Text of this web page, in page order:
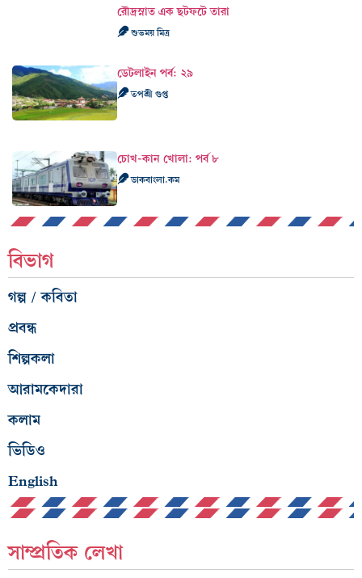
রৌদ্রস্নাত এক ছটফটে তারা
শুভময় মিত্র
ডেটলাইন পর্ব: ২৯
তপশ্রী গুপ্ত
চোখ-কান খোলা: পর্ব ৮
ডাকবাংলা.কম
বিভাগ
গল্প / কবিতা
প্রবন্ধ
শিল্পকলা
আরামকেদারা
কলাম
ভিডিও
English
সাম্প্রতিক লেখা